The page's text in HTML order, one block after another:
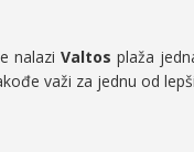
nalazi Valtos plaža
važi za jednu od